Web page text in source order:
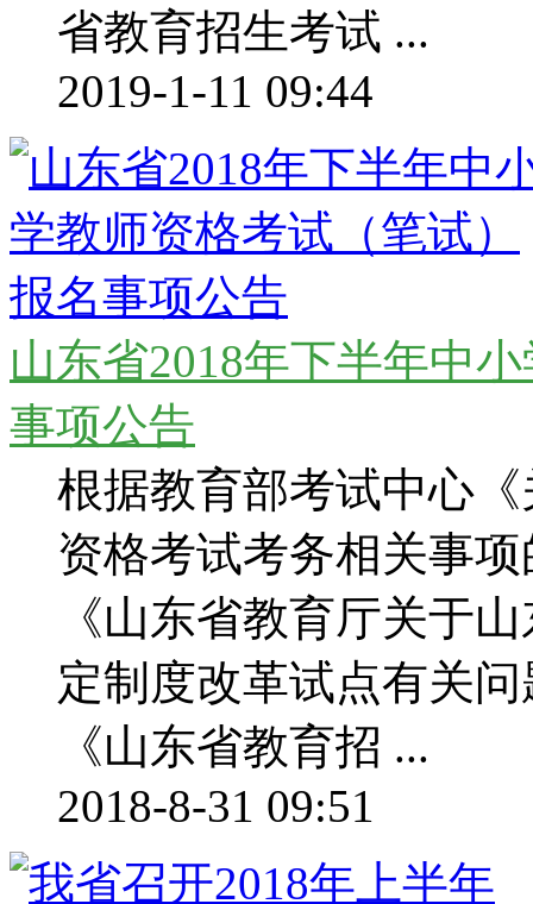
省教育招生考试 ...
2019-1-11 09:44
山东省2018年下半年中
事项公告
根据教育部考试中心
资格考试考务相关事
《山东省教育厅关于
定制度改革试点有关
《山东省教育招 ...
2018-8-31 09:51